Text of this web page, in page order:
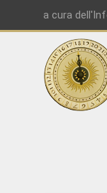
a cura